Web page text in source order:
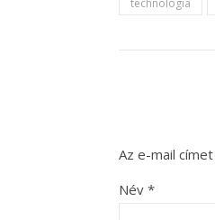
technológia
Az e-mail
Név *